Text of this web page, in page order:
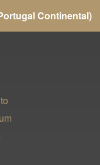
Continental)